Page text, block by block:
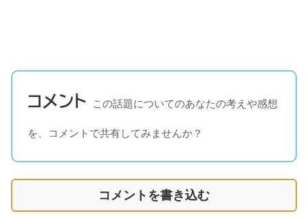
コメント この話題についてのあなたの考えや感想
を、コメントで共有してみませんか？
コメントを書き込む